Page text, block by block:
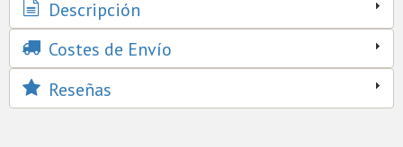
Descripción
Costes de Envío
Reseñas